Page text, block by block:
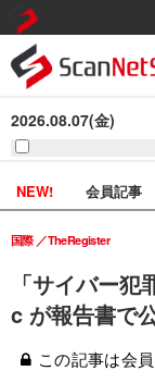
2026.08.07(金)
NEW! 会員記事
「サイバー
c が報告書で
国際 TheRegister
この記事は会